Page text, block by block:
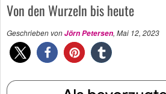
Von den Wurzeln bis heute
Geschrieben vonJörn Petersen, Mai 12, 2023